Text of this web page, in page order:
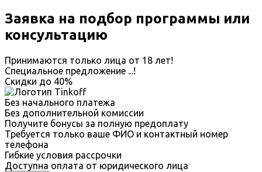
Заявка на подбор программы или
консультацию
Принимаются только лица от 18 лет!
Специальное предложение ...!
Скидки до 40%
Без начального платежа
Без дополнительной комиссии
Получите бонусы за полную предоплату
Требуется только ваше ФИО и контактный номер
телефона
Гибкие условия рассрочки
Доступна оплата от юридического лица